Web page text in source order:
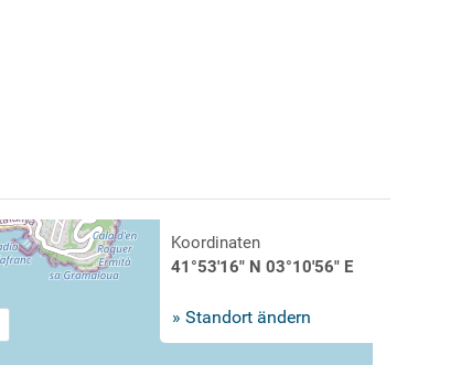
Koordinaten
41°53'16" N 03°10'56" E
» Standort ändern